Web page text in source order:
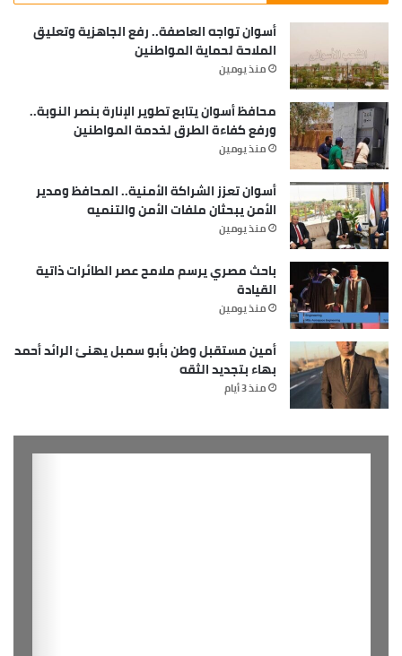
أسوان تواجه العاصفة.. رفع الجاهزية وتعليق
الملاحة لحماية المواطنين
منذ يومين
محافظ أسوان يتابع تطوير الإنارة بنصر النوبة..
ورفع كفاءة الطرق لخدمة المواطنين
منذ يومين
أسوان تعزز الشراكة الأمنية.. المحافظ ومدير
الأمن يبحثان ملفات الأمن والتنميه
منذ يومين
باحث مصري يرسم ملامح عصر الطائرات ذاتية
القيادة
منذ يومين
أمين مستقبل وطن بأبو سمبل يهنئ الرائد أحمد
بهاء بتجديد الثقه
منذ 3 أيام